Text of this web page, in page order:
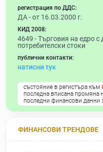
регистрация по ДДС:
ДА - от 16.03.2000 г.
КИД 2008:
4649 -Търговия на едро с
потребителски стоки
публични контакти:
натисни тук
състояние в регистъра към
последна вписана промяна
последни финансови данни
ФИНАНСОВИ ТРЕНДОВЕ